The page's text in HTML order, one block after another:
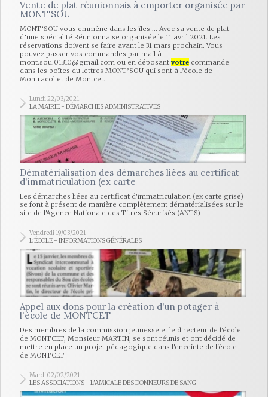
Vente de plat réunionnais à emporter organisée par
MONT'SOU
MONT’SOU vous emmène dans les îles ... Avec sa vente de plat
d’une spécialité Réunionnaise organisée le 11 avril 2021. Les
réservations doivent se faire avant le 31 mars prochain. Vous
pouvez passer vos commandes par mail à
mont.sou.01310@gmail.com ou en déposant votre commande
dans les boîtes du lettres MONT’SOU qui sont à l’école de
Montracol et de Montcet.
Lundi 22/03/2021
LA MAIRIE - DÉMARCHES ADMINISTRATIVES
Dématérialisation des démarches liées au certificat
d'immatriculation (ex carte
Les démarches liées au certificat d'immatriculation (ex carte grise)
se font à présent de manière complètement dématérialisées sur le
site de l'Agence Nationale des Titres Sécurisés (ANTS)
Vendredi 19/03/2021
L'ÉCOLE - INFORMATIONS GÉNÉRALES
Appel aux dons pour la création d'un potager à
l'école de MONTCET
Des membres de la commission jeunesse et le directeur de l'école
de MONTCET, Monsieur MARTIN, se sont réunis et ont décidé de
mettre en place un projet pédagogique dans l'enceinte de l'école
de MONTCET
Mardi 02/02/2021
LES ASSOCIATIONS - L'AMICALE DES DONNEURS DE SANG